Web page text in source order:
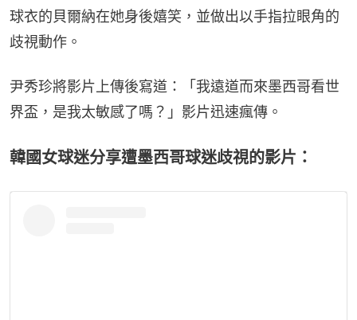
球衣的貝爾納在她身後嬉笑，並做出以手指拉眼角的
歧視動作。
尹秀珍將影片上傳後寫道：「我遠道而來墨西哥看世
界盃，是我太敏感了嗎？」影片迅速瘋傳。
韓國女球迷分享遭墨西哥球迷歧視的影片：